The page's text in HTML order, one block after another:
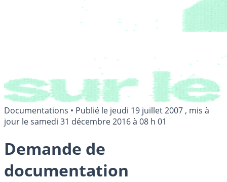
Documentations • Publié le jeudi 19 juillet 2007 , mis à
jour lesamedi 31 décembre 2016 à 08 h 01
Demande de
documentation